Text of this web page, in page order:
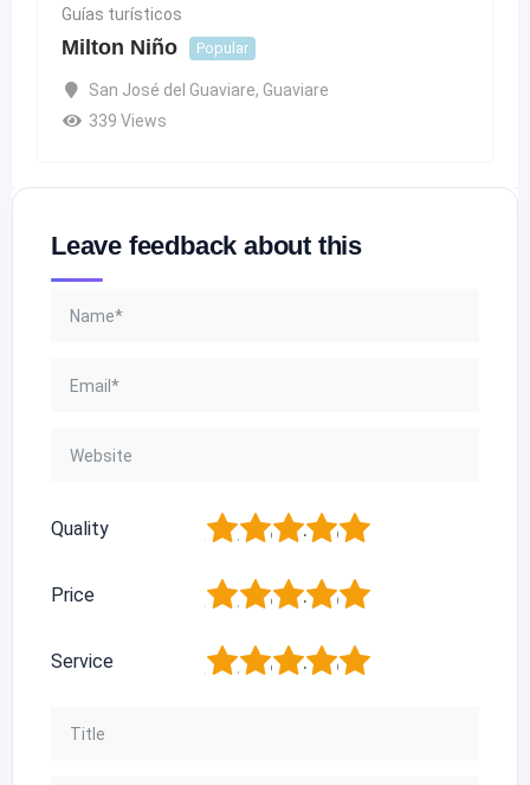
Guías turísticos
Milton Niño Popular
San José del Guaviare, Guaviare
339 Views
Leave feedback about this
Quality 5
4
3
2
Price 5
4
3
2
Service 5
4
3
2